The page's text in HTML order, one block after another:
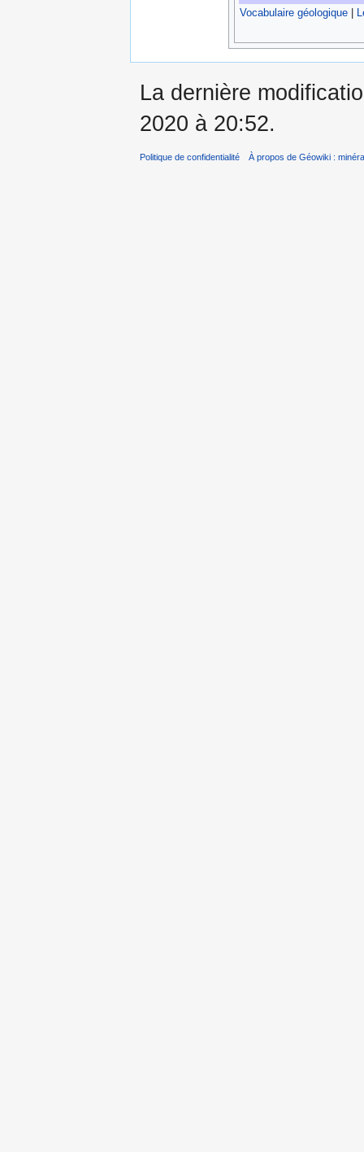
Vocabulaire géologique|
La dernière
2020 à 20:52.
Politique de confidentialité À propos de Géowiki :